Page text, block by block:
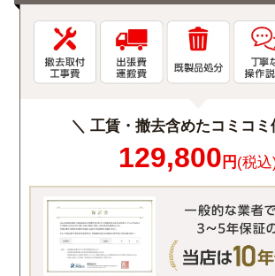
＼ 工賃・撤去含めたコミコミ
129,800円(税込